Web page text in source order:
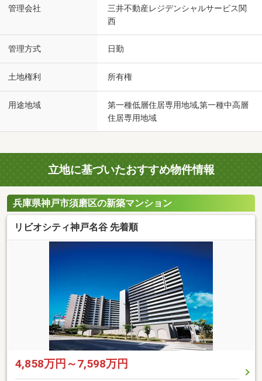
管理会社
三井不動産レジデンシャルサービス関
西
管理方式 日勤
土地権利 所有権
用途地域
第一種低層住居専用地域,第一種中高層
住居専用地域
立地に基づいたおすすめ物件情報
兵庫県神戸市須磨区の新築マンション
リビオシティ神戸名谷 先着順
4,858万円～7,598万円